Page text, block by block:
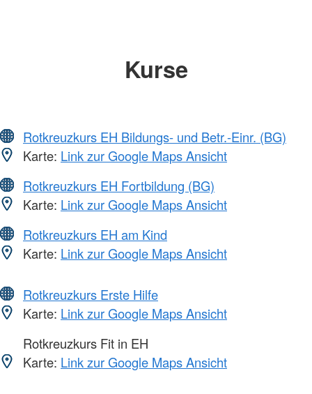
Kurse
Rotkreuzkurs EH Bildungs- und Betr.-Einr. (BG)
Karte: Link zur Google Maps Ansicht
Rotkreuzkurs EH Fortbildung (BG)
Karte: Link zur Google Maps Ansicht
Rotkreuzkurs EH am Kind
Karte: Link zur Google Maps Ansicht
Rotkreuzkurs Erste Hilfe
Karte: Link zur Google Maps Ansicht
Rotkreuzkurs Fit in EH
Karte: Link zur Google Maps Ansicht